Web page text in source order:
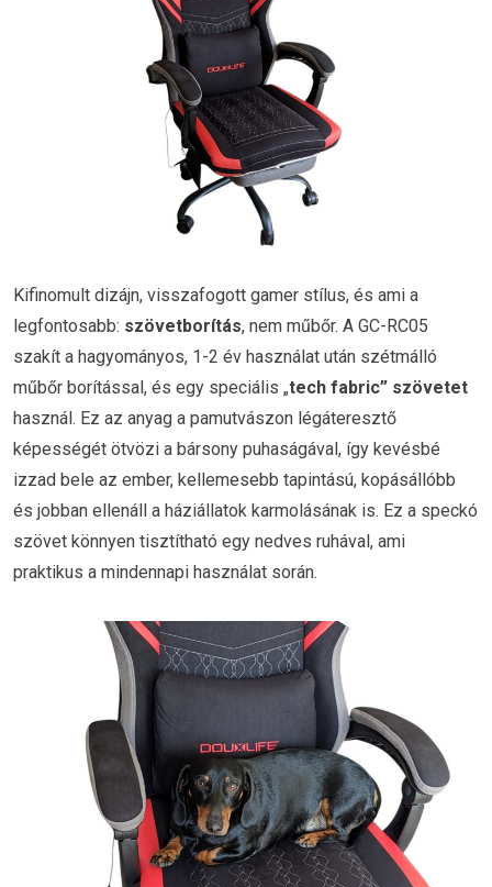
Kifinomult dizájn, visszafogott gamer stílus, és ami a
legfontosabb: szövetborítás, nem műbőr. A GC-RC05
szakít a hagyományos, 1-2 év használat után szétmálló
műbőr borítással, és egy speciális „tech fabric” szövetet
használ. Ez az anyag a pamutvászon légáteresztő
képességét ötvözi a bársony puhaságával, így kevésbé
izzad bele az ember, kellemesebb tapintású, kopásállóbb
és jobban ellenáll a háziállatok karmolásának is. Ez a speckó
szövet könnyen tisztítható egy nedves ruhával, ami
praktikus a mindennapi használat során.